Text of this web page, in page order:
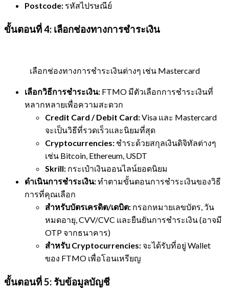
Postcode: รหัสไปรษณีย์
ขั้นตอนที่ 4: เลือกช่องทางการชำระเงิน
เลือกช่องทางการชำระเงินต่างๆ เช่น Mastercard
เลือกวิธีการชำระเงิน: FTMO มีตัวเลือกการชำระเงินที่
หลากหลายเพื่อความสะดวก
Credit Card / Debit Card:Visa และ Mastercard
จะเป็นวิธีที่รวดเร็วและนิยมที่สุด
Cryptocurrencies: ชำระด้วยสกุลเงินดิจิทัลต่างๆ
เช่น Bitcoin, Ethereum, USDT
Skrill: กระเป๋าเงินออนไลน์ยอดนิยม
ดำเนินการชำระเงิน:ทำตามขั้นตอนการชำระเงินของวิธี
การที่คุณเลือก
สำหรับบัตรเครดิต/เดบิต: กรอกหมายเลขบัตร, วัน
หมดอายุ, CVV/CVC และยืนยันการชำระเงิน (อาจมี
OTP จากธนาคาร)
สำหรับ Cryptocurrencies: จะได้รับที่อยู่ Wallet
ของ FTMO เพื่อโอนเหรียญ
ขั้นตอนที่ 5: รับข้อมูลบัญชี